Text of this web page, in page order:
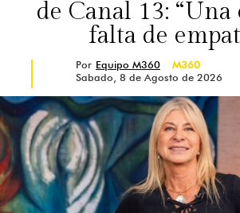
de Canal 13:
falta de
Por Equipo M360
M360
Sabado, 8 de Agosto de 2026